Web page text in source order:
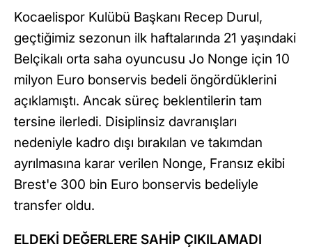
Kocaelispor Kulübü Başkanı Recep Durul,
geçtiğimiz sezonun ilk haftalarında 21 yaşındaki
Belçikalı orta saha oyuncusu Jo Nonge için 10
milyon Euro bonservis bedeli öngördüklerini
açıklamıştı. Ancak süreç beklentilerin tam
tersine ilerledi. Disiplinsiz davranışları
nedeniyle kadro dışı bırakılan ve takımdan
ayrılmasına karar verilen Nonge, Fransız ekibi
Brest'e 300 bin Euro bonservis bedeliyle
transfer oldu.
ELDEKİ DEĞERLERE SAHİP ÇIKILAMADI